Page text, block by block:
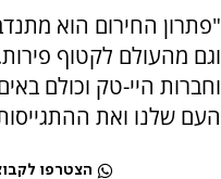
"פתרון החירום הוא
וגם מהעולם לקטוף
וחברות היי-טק וכולם
העם שלנו ואת
הצטרפו